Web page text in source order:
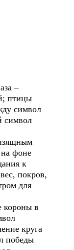
–
птицы
символ
символ
на фоне
к
покров,
для
в
круга
победы